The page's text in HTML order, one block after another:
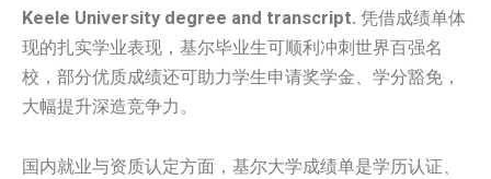
Keele University degree and transcript. 凭借成绩单体
现的扎实学业表现，基尔毕业生可顺利冲刺世界百强名
校，部分优质成绩还可助力学生申请奖学金、学分豁免，
大幅提升深造竞争力。
国内就业与资质认定方面，基尔大学成绩单是学历认证、